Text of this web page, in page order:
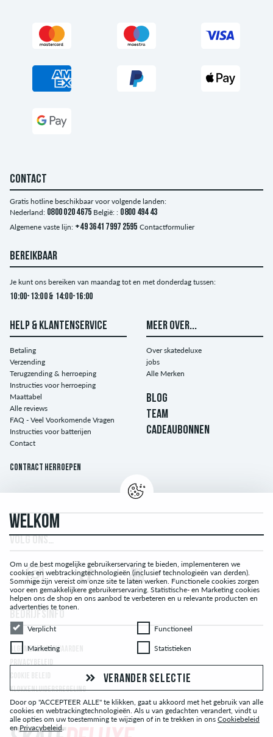
CONTACT
Gratis hotline beschikbaar voor volgende landen:
Nederland: 0800 020 4675 België: : 0800 494 43
Algemene vaste lijn: +49 3641 7997 2595 Contactformulier
BEREIKBAAR
Je kunt ons bereiken van maandag tot en met donderdag tussen:
10:00-13:00 & 14:00-16:00
HELP & KLANTENSERVICE
Betaling
Verzending
Terugzending & herroeping
Instructies voor herroeping
Maattabel
Alle reviews
FAQ - Veel Voorkomende Vragen
Instructies voor batterijen
Contact
Contract herroepen
MEER OVER...
Over skatedeluxe
jobs
Alle Merken
BLOG
TEAM
CADEAUBONNEN
ALGEMENE VOORWAARDEN
PRIVACYBELEID
KLOKKENLUIDERSREGELING
WELKOM
Om u de best mogelijke gebruikerservaring te bieden, implementeren we
cookies en webtrackingtechnologieën (inclusief technologieën van derden).
Sommige zijn vereist om onze site te laten werken. Functionele cookies zorgen
voor een gemakkelijkere gebruikerservaring. Statistische- en Marketing cookies
helpen ons de shop en ons aanbod te verbeteren en u relevante producten en
advertenties te tonen.
VerplichtVerplicht Functioneel
Functioneel
MarketingMarketing Statistieken
Statistieken
VERANDER SELECTIE
Door op "ACCEPTEER ALLE" te klikken, gaat u akkoord met het gebruik van alle
cookies en webtrackingtechnologieën. Als u van gedachten verandert, vindt u
alle opties om uw toestemming te wijzigen of in te trekken in ons Cookiebeleid
en Privacybeleid.